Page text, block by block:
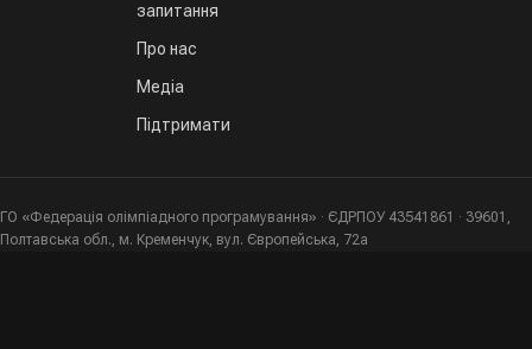
запитання
Про нас
Медіа
Підтримати
ГО «Федерація олімпіадного програмування» · ЄДРПОУ 43541861 · 39601,
Полтавська обл., м. Кременчук, вул. Європейська, 72а